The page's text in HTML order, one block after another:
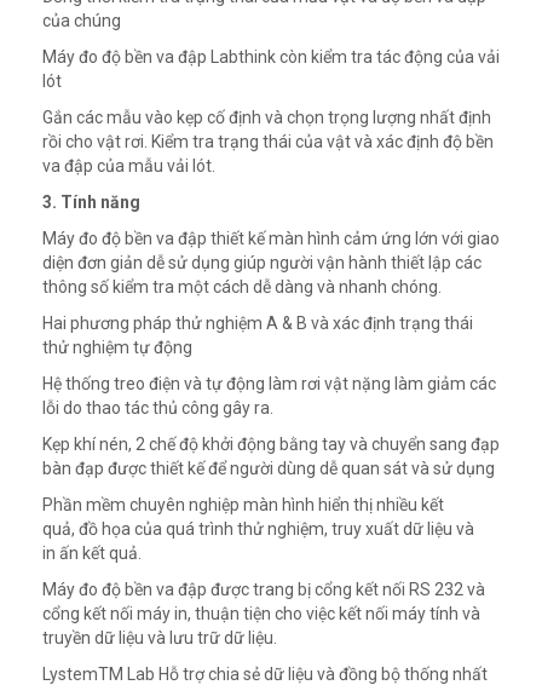
của chúng
Máy đo độ bền va đập Labthink còn kiểm tra tác động của vải
lót
Gắn các mẫu vào kẹp cố định và chọn trọng lượng nhất định
rồi cho vật rơi. Kiểm tra trạng thái của vật và xác định độ bền
va đập của mẫu vải lót.
3. Tính năng
Máy đo độ bền va đập thiết kế màn hình cảm ứng lớn với giao
diện đơn giản dễ sử dụng giúp người vận hành thiết lập các
thông số kiểm tra một cách dễ dàng và nhanh chóng.
Hai phương pháp thử nghiệm A & B và xác định trạng thái
thử nghiệm tự động
Hệ thống treo điện và tự động làm rơi vật nặng làm giảm các
lỗi do thao tác thủ công gây ra.
Kẹp khí nén, 2 chế độ khởi động bằng tay và chuyển sang đạp
bàn đạp được thiết kế để người dùng dễ quan sát và sử dụng
Phần mềm chuyên nghiệp màn hình hiển thị nhiều kết
quả, đồ họa của quá trình thử nghiệm, truy xuất dữ liệu và
in ấn kết quả.
Máy đo độ bền va đập được trang bị cổng kết nối RS 232 và
cổng kết nối máy in, thuận tiện cho việc kết nối máy tính và
truyền dữ liệu và lưu trữ dữ liệu.
LystemTM Lab Hỗ trợ chia sẻ dữ liệu và đồng bộ thống nhất